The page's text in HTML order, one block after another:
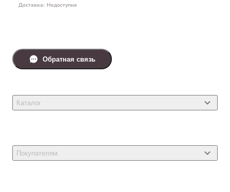
Доставка: Недоступна
Каталог
Товары для собак
Покупателям
Обратная связь